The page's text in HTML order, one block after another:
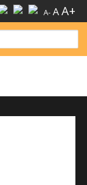
A- AA+